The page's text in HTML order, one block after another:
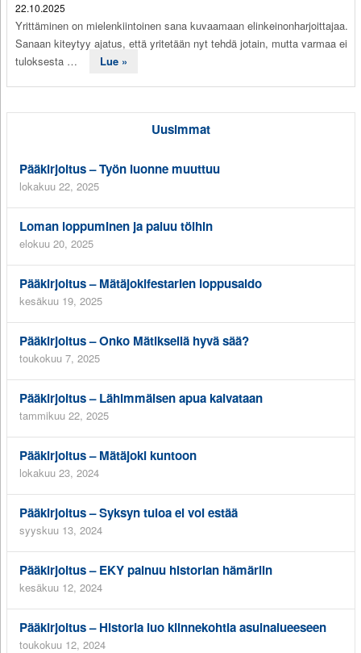
22.10.2025
Yrittäminen on mielenkiintoinen sana kuvaamaan elinkeinonharjoittajaa.
Sanaan kiteytyy ajatus, että yritetään nyt tehdä jotain, mutta varmaa ei
tuloksesta …
Lue »
Uusimmat
Pääkirjoitus – Työn luonne muuttuu
lokakuu 22, 2025
Loman loppuminen ja paluu töihin
elokuu 20, 2025
Pääkirjoitus – Mätäjokifestarien loppusaldo
kesäkuu 19, 2025
Pääkirjoitus – Onko Mätiksellä hyvä sää?
toukokuu 7, 2025
Pääkirjoitus – Lähimmäisen apua kaivataan
tammikuu 22, 2025
Pääkirjoitus – Mätäjoki kuntoon
lokakuu 23, 2024
Pääkirjoitus – Syksyn tuloa ei voi estää
syyskuu 13, 2024
Pääkirjoitus – EKY painuu historian hämäriin
kesäkuu 12, 2024
Pääkirjoitus – Historia luo kiinnekohtia asuinalueeseen
toukokuu 12, 2024